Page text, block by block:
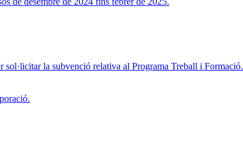
la subvenció relativa al Programa Treball i Formació.